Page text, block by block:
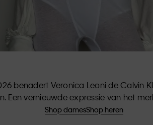
benadert Veronica Leoni de Calvin
Een vernieuwde expressie van het
Shop damesShop heren